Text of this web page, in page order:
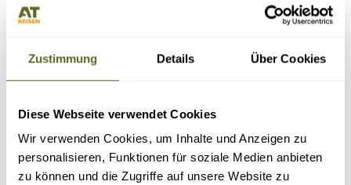
Zustimmung Details Über Cookies
Diese Webseite verwendet Cookies
Wir verwenden Cookies, um Inhalte und Anzeigen zu
personalisieren, Funktionen für soziale Medien anbieten
zu können und die Zugriffe auf unsere Website zu
Tel: 0341/55 00 94-21
E-Mail:maike.robinski@at-reisen.de